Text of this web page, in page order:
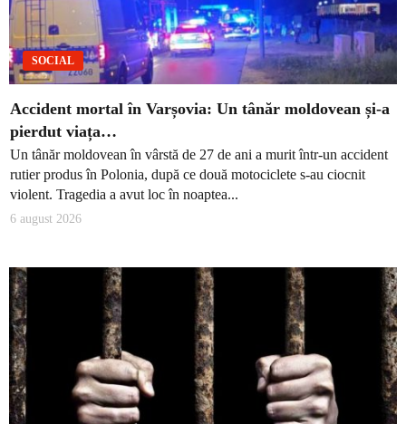
SOCIAL
Accident mortal în Varșovia: Un tânăr moldovean și-a
pierdut viața…
Un tânăr moldovean în vârstă de 27 de ani a murit într-un accident
rutier produs în Polonia, după ce două motociclete s-au ciocnit
violent. Tragedia a avut loc în noaptea...
6 august 2026